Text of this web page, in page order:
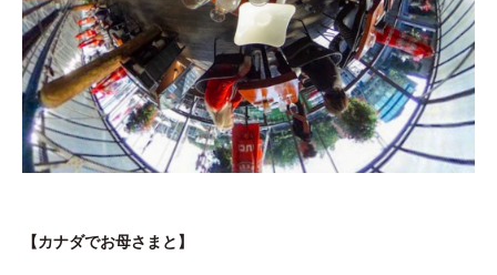
【カナダでお母さまと】